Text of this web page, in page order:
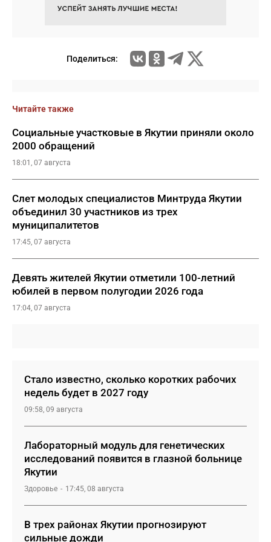
Поделиться:
Читайте также
Социальные участковые в Якутии приняли около
2000 обращений
18:01, 07 августа
Слет молодых специалистов Минтруда Якутии
объединил 30 участников из трех
муниципалитетов
17:45, 07 августа
Девять жителей Якутии отметили 100-летний
юбилей в первом полугодии 2026 года
17:04, 07 августа
Стало известно, сколько коротких рабочих
недель будет в 2027 году
09:58, 09 августа
Лабораторный модуль для генетических
исследований появится в глазной больнице
Якутии
Здоровье 17:45, 08 августа
В трех районах Якутии прогнозируют
сильные дожди